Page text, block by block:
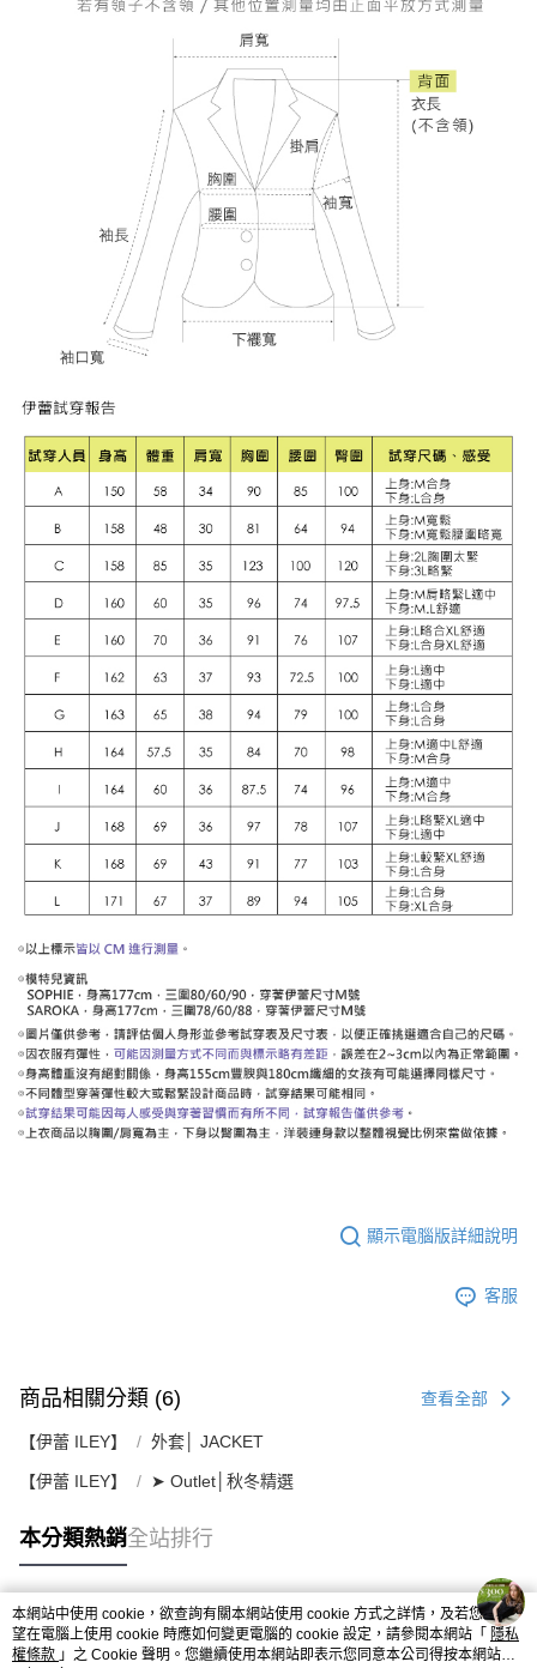
顯示電腦版詳細說明
客服
商品相關分類 (6) 查看全部
【伊蕾 ILEY】 外套│ JACKET
【伊蕾 ILEY】 ➤ Outlet│秋冬精選
本分類熱銷全站排行
熱門標籤
本網站中使用 cookie，欲查詢有關本網站使用 cookie 方式之詳情，及若您不希
望在電腦上使用 cookie 時應如何變更電腦的 cookie 設定，請參閱本網站「 隱私
權條款 」之 Cookie 聲明。您繼續使用本網站即表示您同意本公司得按本網站使